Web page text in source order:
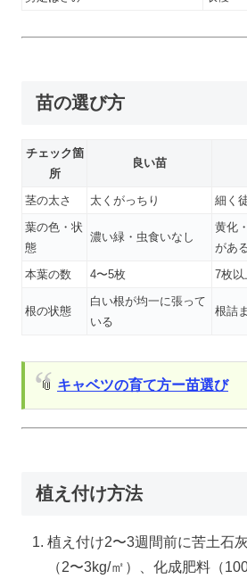
苗の選び方
チェック箇
所
良い苗
茎の太さ 太くがっちり
細く
葉の色・状
態
濃い緑・虫食いなし
黄化
があ
本葉の数
4〜5枚 7枚以
根の状態
白い根が均一に張って
いる
根詰
📎 キャベツの育て方ー苗選び
植え付け方法
植え付け2〜3週間前に苦土石
（2〜3kg/㎡）、化成肥料（